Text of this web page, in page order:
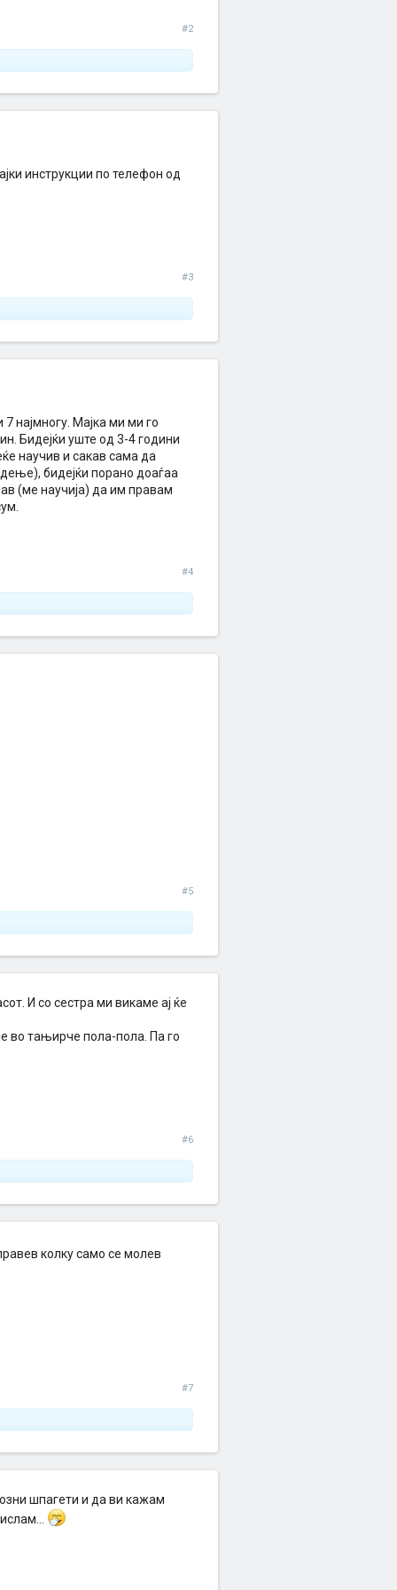
#2
инструкции по телефон од
#3
најмногу. Мајка ми ми го
Бидејќи уште од 3-4 години
научив и сакав сама да
бидејќи порано доаѓаа
(ме научија) да им правам
#4
#5
И со сестра ми викаме ај ќе
во тањирче пола-пола. Па го
#6
колку само се молев
#7
шпагети и да ви кажам